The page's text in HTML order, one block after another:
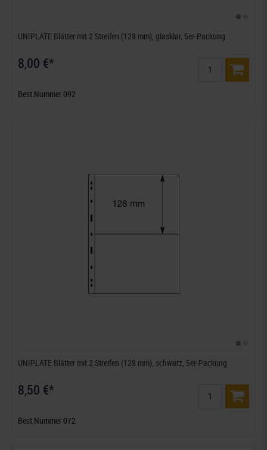
UNIPLATE Blätter mit 2 Streifen (128 mm), glasklar, 5er-Packung
8,00 €*
Best.Nummer 092
UNIPLATE Blätter mit 2 Streifen (128 mm), schwarz, 5er-Packung
8,50 €*
Best.Nummer 072